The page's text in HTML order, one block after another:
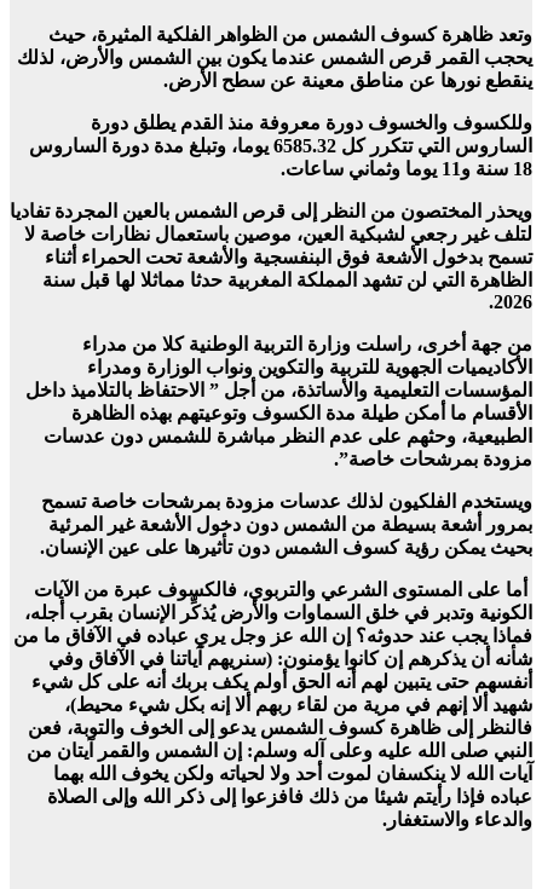
وتعد ظاهرة كسوف الشمس من الظواهر الفلكية المثيرة، حيث
يحجب القمر قرص الشمس عندما يكون بين الشمس والأرض، لذلك
ينقطع نورها عن مناطق معينة عن سطح الأرض.
وللكسوف والخسوف دورة معروفة منذ القدم يطلق دورة
الساروس التي تتكرر كل 6585.32 يوما، وتبلغ مدة دورة الساروس
18 سنة و11 يوما وثماني ساعات.
ويحذر المختصون من النظر إلى قرص الشمس بالعين المجردة تفاديا
لتلف غير رجعي لشبكية العين، موصين باستعمال نظارات خاصة لا
تسمح بدخول الأشعة فوق البنفسجية والأشعة تحت الحمراء أثناء
الظاهرة التي لن تشهد المملكة المغربية حدثا مماثلا لها قبل سنة
2026.
من جهة أخرى، راسلت وزارة التربية الوطنية كلا من مدراء
الأكاديميات الجهوية للتربية والتكوين ونواب الوزارة ومدراء
المؤسسات التعليمية والأساتذة، من أجل ” الاحتفاظ بالتلاميذ داخل
الأقسام ما أمكن طيلة مدة الكسوف وتوعيتهم بهذه الظاهرة
الطبيعية، وحثهم على عدم النظر مباشرة للشمس دون عدسات
مزودة بمرشحات خاصة”.
ويستخدم الفلكيون لذلك عدسات مزودة بمرشحات خاصة تسمح
بمرور أشعة بسيطة من الشمس دون دخول الأشعة غير المرئية
بحيث يمكن رؤية كسوف الشمس دون تأثيرها على عين الإنسان.
أما على المستوى الشرعي والتربوي، فالكسوف عبرة من الآيات
الكونية وتدبر في خلق السماوات والأرض يُذكِّر الإنسان بقرب أجله،
فماذا يجب عند حدوثه؟ إن الله عز وجل يري عباده في الآفاق ما من
شأنه أن يذكرهم إن كانوا يؤمنون: (سنريهم آياتنا في الآفاق وفي
أنفسهم حتى يتبين لهم أنه الحق أولم يكف بربك أنه على كل شيء
شهيد ألا إنهم في مرية من لقاء ربهم ألا إنه بكل شيء محيط)،
فالنظر إلى ظاهرة كسوف الشمس يدعو إلى الخوف والتوبة، فعن
النبي صلى الله عليه وعلى آله وسلم: إن الشمس والقمر آيتان من
آيات الله لا ينكسفان لموت أحد ولا لحياته ولكن يخوف الله بهما
عباده فإذا رأيتم شيئا من ذلك فافزعوا إلى ذكر الله وإلى الصلاة
والدعاء والاستغفار.